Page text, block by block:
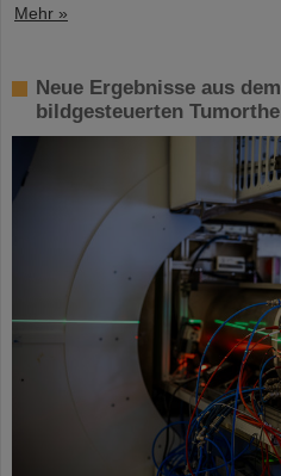
Mehr »
Neue Ergebnisse aus
bildgesteuerten